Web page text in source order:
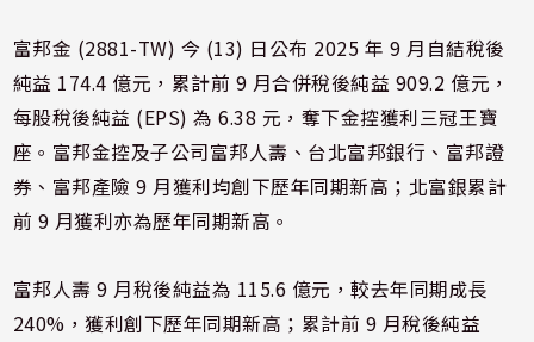
富邦金 (2881-TW) 今 (13) 日公布 2025 年 9 月自結稅後
純益 174.4 億元，累計前 9 月合併稅後純益 909.2 億元，
每股稅後純益 (EPS) 為 6.38 元，奪下金控獲利三冠王寶
座。富邦金控及子公司富邦人壽、台北富邦銀行、富邦證
券、富邦產險 9 月獲利均創下歷年同期新高；北富銀累計
前 9 月獲利亦為歷年同期新高。
富邦人壽 9 月稅後純益為 115.6 億元，較去年同期成長
240%，獲利創下歷年同期新高；累計前 9 月稅後純益